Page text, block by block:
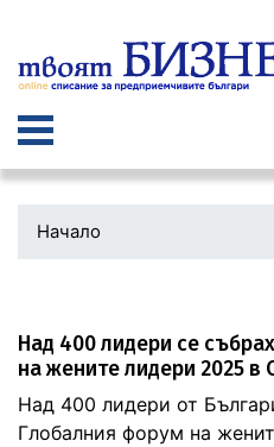
Начало
Над 400 лидери се
на жените лидери 2025 в
Над 400 лидери от
Глобалния форум на